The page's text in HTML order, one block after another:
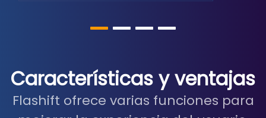
Características y ventajas
Flashift ofrece varias funciones para